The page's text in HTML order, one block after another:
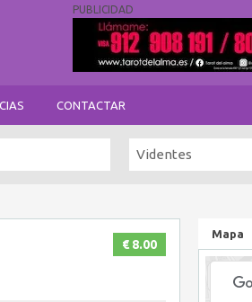
PUBLICIDAD
CONTACTAR
Videntes
€ 8.00
Mapa